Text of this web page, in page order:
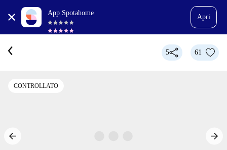
App Spotahome
Apri
5 61
CONTROLLATO